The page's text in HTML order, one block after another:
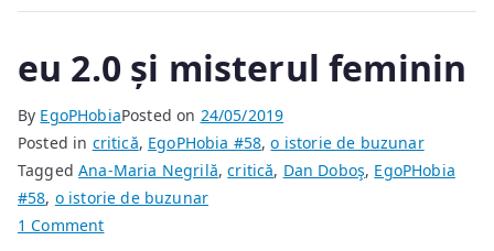
eu 2.0 și misterul feminin
By EgoPHobiaPosted on 24/05/2019
Posted in critică, EgoPHobia #58,o istorie de buzunar
TaggedAna-Maria Negrilă,critică, Dan Doboş, EgoPHobia
#58, o istorie de buzunar
1 Commenton